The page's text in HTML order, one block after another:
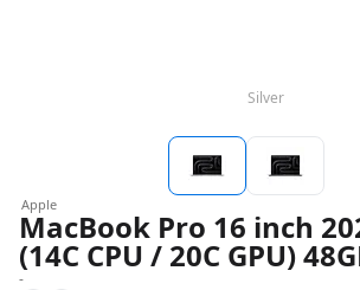
Silver
Apple
MacBook Pro 16 inch
(14C CPU / 20C GPU)
-